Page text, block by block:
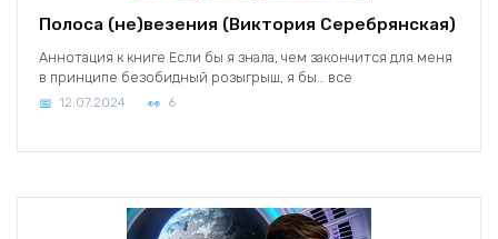
Полоса (не)везения (Виктория Серебрянская)
Аннотация к книге Если бы я знала, чем закончится для меня
в принципе безобидный розыгрыш, я бы… все
12.07.2024 6